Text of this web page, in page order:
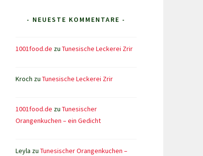
- NEUESTE KOMMENTARE -
1001food.de zu Tunesische Leckerei Zrir
Kroch zu Tunesische Leckerei Zrir
1001food.de zu Tunesischer
Orangenkuchen – ein Gedicht
Leyla zu Tunesischer Orangenkuchen –